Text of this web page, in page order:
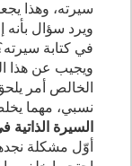
سيرته، وهذا
ويرد سؤال
في كتابة
ويجيب عن هذا
الخالص أمر
نسبي، مهما
السيرة الذاتية
أوّل مشكلة